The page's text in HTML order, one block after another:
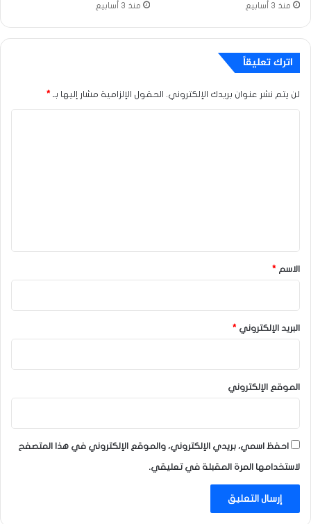
منذ 3 أسابيع منذ 3 أسابيع
اترك تعليقاً
لن يتم نشر عنوان بريدك الإلكتروني. الحقول الإلزامية مشار إليها بـ *
*
الاسم *
البريد الإلكتروني *
الموقع الإلكتروني
احفظ اسمي، بريدي الإلكتروني، والموقع الإلكتروني في هذا المتصفح
لاستخدامها المرة المقبلة في تعليقي.